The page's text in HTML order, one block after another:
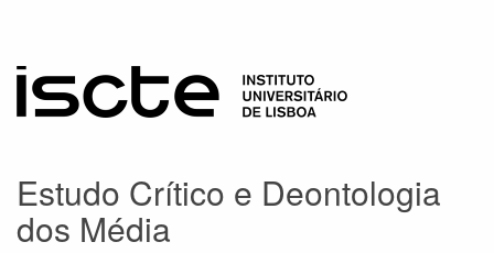
Estudo Crítico e Deontologia
dos Média